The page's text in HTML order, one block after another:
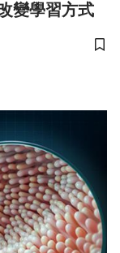
變學習方式
儲